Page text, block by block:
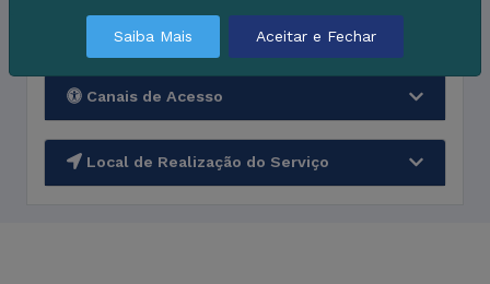
Outras Informações
Canais de Acesso
Local de Realização do Serviço
Saiba Mais Aceitar e Fechar